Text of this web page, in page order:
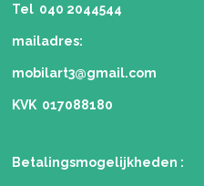
Tel 040 2044544
mailadres:
mobilart3@gmail.com
KVK 017088180
Betalingsmogelijkheden :